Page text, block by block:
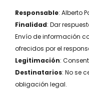
Responsable: Alberto
Finalidad: Dar
Envío de información
ofrecidos por el
Legitimación:
Destinatarios: No se
obligación legal.